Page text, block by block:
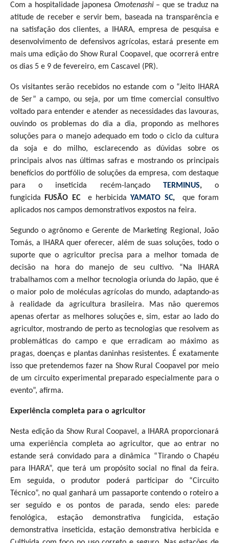
Com a hospitalidade japonesa Omotenashi– que se traduz na
atitude de receber e servir bem, baseada na transparência e
na satisfação dos clientes, a IHARA, empresa de pesquisa e
desenvolvimento de defensivos agrícolas, estará presente em
mais uma edição do Show Rural Coopavel, que ocorrerá entre
os dias 5 e 9 de fevereiro, em Cascavel (PR).
Os visitantes serão recebidos no estande com o “Jeito IHARA
de Ser” a campo, ou seja, por um time comercial consultivo
voltado para entender e atender as necessidades das lavouras,
ouvindo os problemas do dia a dia, propondo as melhores
soluções para o manejo adequado em todo o ciclo da cultura
da soja e do milho, esclarecendo as dúvidas sobre os
principais alvos nas últimas safras e mostrando os principais
benefícios do portfólio de soluções da empresa, com destaque
para o inseticida recém-lançado TERMINUS,o
fungicida
FUSÃO ECe herbicidaYAMATO SC,que foram
aplicados nos campos demonstrativos expostos na feira.
Segundo o agrônomo e Gerente de Marketing Regional, João
Tomás, a IHARA quer oferecer, além de suas soluções, todo o
suporte que o agricultor precisa para a melhor tomada de
decisão na hora do manejo de seu cultivo. “Na IHARA
trabalhamos com a melhor tecnologia oriunda do Japão, que é
o maior polo de moléculas agrícolas do mundo, adaptando-as
à realidade da agricultura brasileira. Mas não queremos
apenas ofertar as melhores soluções e, sim, estar ao lado do
agricultor, mostrando de perto as tecnologias que resolvem as
problemáticas do campo e que erradicam ao máximo as
pragas, doenças e plantas daninhas resistentes. É exatamente
isso que pretendemos fazer na Show Rural Coopavel por meio
de um circuito experimental preparado especialmente para o
evento”, afirma.
Experiência completa para o agricultor
Nesta edição da Show Rural Coopavel, a IHARA proporcionará
uma experiência completa ao agricultor, que ao entrar no
estande será convidado para a dinâmica “Tirando o Chapéu
para IHARA”, que terá um propósito social no final da feira.
Em seguida, o produtor poderá participar do “Circuito
Técnico”, no qual ganhará um passaporte contendo o roteiro a
ser seguido e os pontos de parada, sendo eles: parede
fenológica, estação demonstrativa fungicida, estação
demonstrativa inseticida, estação demonstrativa herbicida e